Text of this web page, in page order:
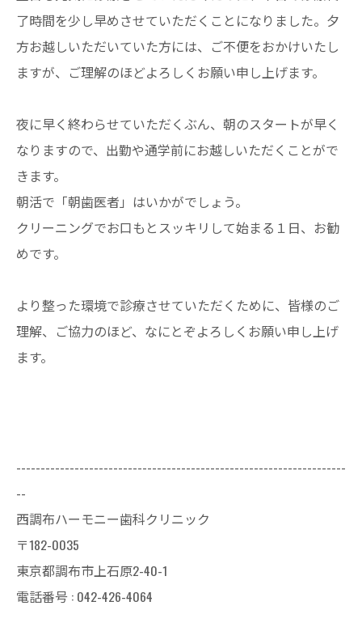
了時間を少し早めさせていただくことになりました。夕
方お越しいただいていた方には、ご不便をおかけいたし
ますが、ご理解のほどよろしくお願い申し上げます。
夜に早く終わらせていただくぶん、朝のスタートが早く
なりますので、出勤や通学前にお越しいただくことがで
きます。
朝活で「朝歯医者」はいかがでしょう。
クリーニングでお口もとスッキリして始まる１日、お勧
めです。
より整った環境で診療させていただくために、皆様のご
理解、ご協力のほど、なにとぞよろしくお願い申し上げ
ます。
--------------------------------------------------------------------
--
西調布ハーモニー歯科クリニック
〒182-0035
東京都調布市上石原2-40-1
電話番号 : 042-426-4064